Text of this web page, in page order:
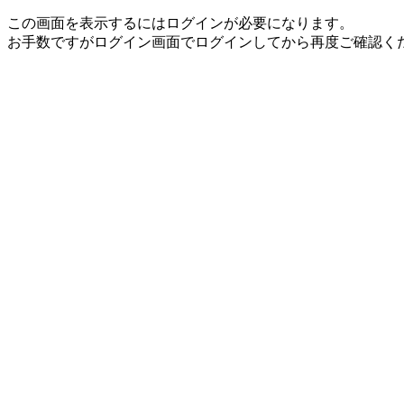
この画面を表示するにはログインが必要になります。
お手数ですがログイン画面でログインしてから再度ご確認く